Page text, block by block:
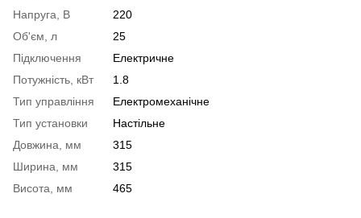
Напруга, В
220
Об'єм, л
25
Підключення
Електричне
Потужність, кВт
1.8
Тип управління
Електромеханічне
Тип установки
Настільне
Довжина, мм
315
Ширина, мм
315
Висота, мм
465